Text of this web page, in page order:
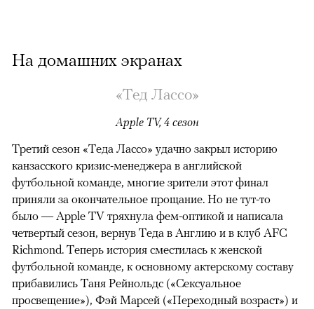
На домашних экранах
«Тед Лассо»
Apple TV, 4 сезон
00:00 / 00:00
Третий сезон «Теда Лассо» удачно закрыл историю
канзасского кризис-менеджера в английской
футбольной команде, многие зрители этот финал
приняли за окончательное прощание. Но не тут-то
было — Apple TV тряхнула фем-оптикой и написала
четвертый сезон, вернув Теда в Англию и в клуб AFC
Richmond. Теперь история сместилась к женской
футбольной команде, к основному актерскому составу
прибавились Таня Рейнольдс («Сексуальное
просвещение»), Фэй Марсей («Переходный возраст») и